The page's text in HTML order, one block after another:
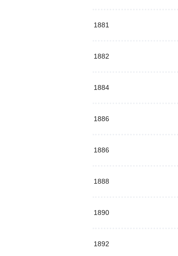
1881
1882
1884
1886
1886
1888
1890
1892